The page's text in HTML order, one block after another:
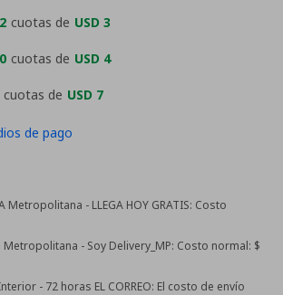
cuotas de USD 7
cuotas de USD 3
cuotas de USD 4
de pago
Metropolitana - LLEGA HOY GRATIS: Costo
- Soy Delivery_MP: Costo normal: $
- 72 horas EL CORREO: El costo de envío